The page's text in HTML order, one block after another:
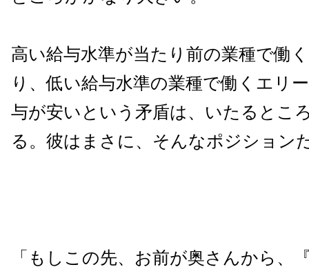
高い給与水準が当たり前の業種で働
り、低い給与水準の業種で働くエリ
与が安いという矛盾は、いたるとこ
る。彼はまさに、そんなポジション
「もしこの先、お前が奥さんから、